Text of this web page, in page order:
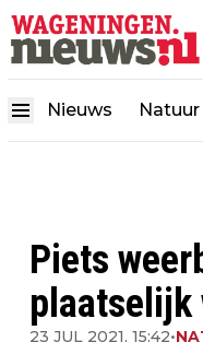
Nieuws
Piets
plaatselijk
23 JUL 2021, 15:42•